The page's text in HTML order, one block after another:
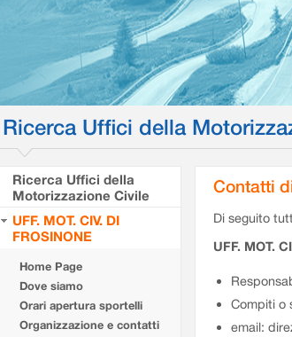
Ricerca Uffici della
Ricerca Uffici della
Motorizzazione Civile
UFF. MOT. CIV. DI
FROSINONE
Home Page
Dove siamo
Orari apertura sportelli
Organizzazione e contatti
Contatti
Di seguito
UFF. MOT.
Compiti o
email: